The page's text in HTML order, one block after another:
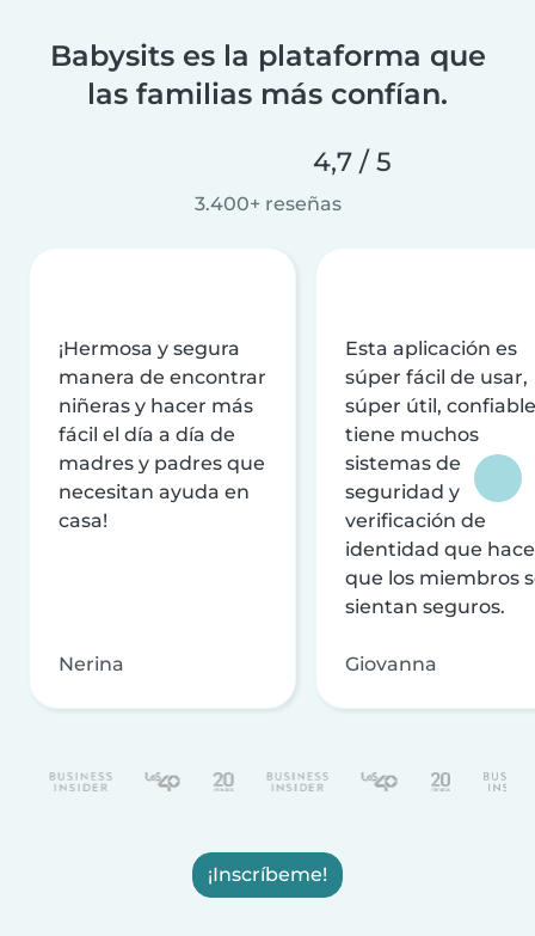
Babysits es la plataforma que
las familias más confían.
4,7 / 5
3.400+ reseñas
¡Hermosa y segura
manera de encontrar
niñeras y hacer más
fácil el día a día de
madres y padres que
necesitan ayuda en
casa!
Nerina
Esta aplicación es
súper fácil de usar,
súper útil,
tiene muchos
sistemas de
seguridad y
verificación de
identidad que
que los miembros
sientan seguros.
Giovanna
¡Inscríbeme!